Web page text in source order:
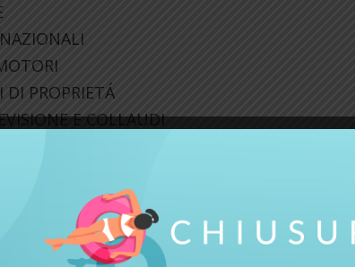
DI PROPRIETÁ
E COLLAUDI
E DUPLICATI CARTE DI CIRCOLAZIONE
PER ESPATRIO
LICENZE DI TRASPORTO MERCI IN CONTO